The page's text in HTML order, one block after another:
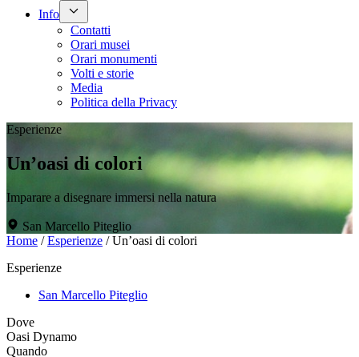
Info
Contatti
Orari musei
Orari monumenti
Volti e storie
Media
Politica della Privacy
Esperienze
Un’oasi di colori
Imparare a disegnare immersi nella natura
San Marcello Piteglio
Home /Esperienze /Un’oasi di colori
Esperienze
San Marcello Piteglio
Dove
Oasi Dynamo
Quando